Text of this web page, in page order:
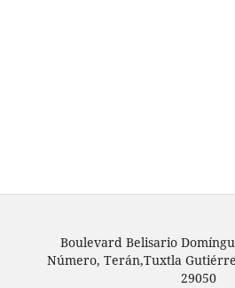
Boulevard Belisario
Número, Terán,Tuxtla
29050